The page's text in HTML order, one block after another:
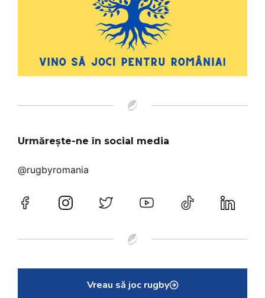
Urmărește-ne în social media
@rugbyromania
Vreau să joc rugby